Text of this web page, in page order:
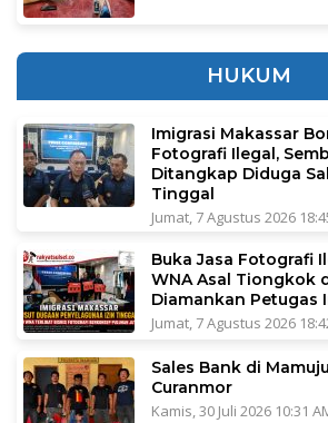
HUKUM
Imigrasi Makassar
Fotografi Ilegal,
Ditangkap Diduga
Tinggal
Jumat, 7 Agustus 2026
Buka Jasa Fotografi
WNA Asal Tiongkok
Diamankan Petugas
Jumat, 7 Agustus 2026
Sales Bank di
Curanmor
Kamis, 30 Juli 2026 10:31